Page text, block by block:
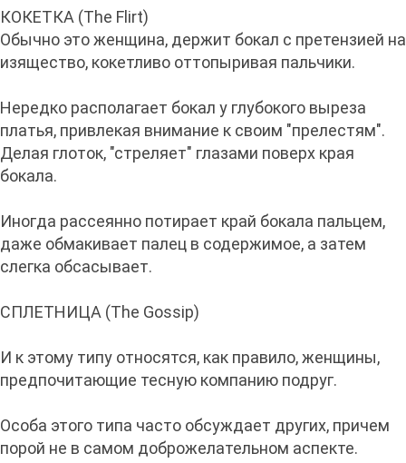
КОКЕТКА (The Flirt)
Обычно это женщина, держит бокал с претензией на
изящество, кокетливо оттопыривая пальчики.
Нередко располагает бокал у глубокого выреза
платья, привлекая внимание к своим "прелестям".
Делая глоток, "стреляет" глазами поверх края
бокала.
Иногда рассеянно потирает край бокала пальцем,
даже обмакивает палец в содержимое, а затем
слегка обсасывает.
СПЛЕТНИЦА (The Gossip)
И к этому типу относятся, как правило, женщины,
предпочитающие тесную компанию подруг.
Особа этого типа часто обсуждает других, причем
порой не в самом доброжелательном аспекте.